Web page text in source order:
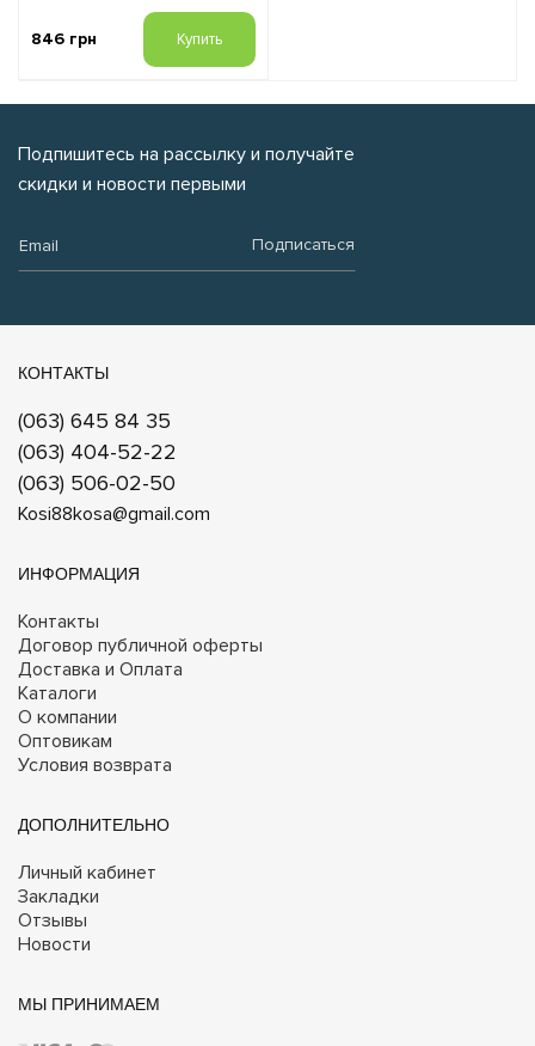
846 грн Купить
Подпишитесь на рассылку и получайте
скидки и новости первыми
Подписаться
КОНТАКТЫ
(063) 645 84 35
(063) 404-52-22
(063) 506-02-50
Kosi88kosa@gmail.com
ИНФОРМАЦИЯ
Контакты
Договор публичной оферты
Доставка и Оплата
Каталоги
О компании
Оптовикам
Условия возврата
ДОПОЛНИТЕЛЬНО
Личный кабинет
Закладки
Отзывы
Новости
МЫ ПРИНИМАЕМ